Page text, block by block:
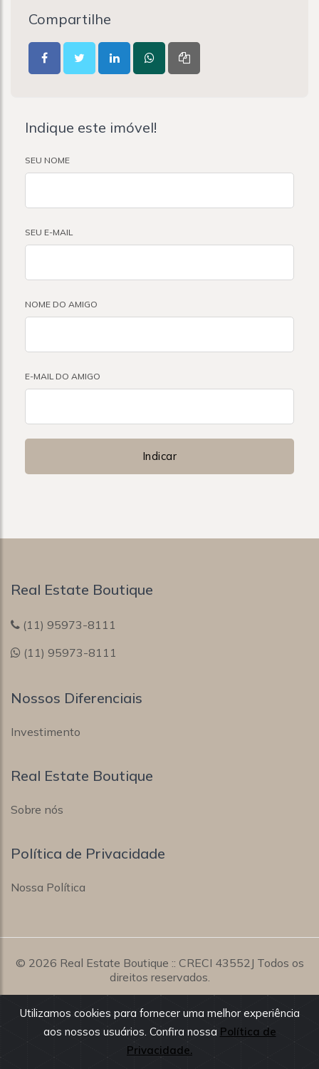
Compartilhe
Indique este imóvel!
SEU NOME
SEU E-MAIL
NOME DO AMIGO
E-MAIL DO AMIGO
Indicar
Utilizamos cookies para fornecer uma melhor experiência
aos nossos usuários. Confira nossa Política de
Privacidade.
Real Estate Boutique
(11) 95973-8111
(11) 95973-8111
Nossos Diferenciais
Investimento
Real Estate Boutique
Sobre nós
Política de Privacidade
Nossa Política
© 2026 Real Estate Boutique :: CRECI 43552J Todos os
direitos reservados.
fornecidos pelos proprietários dos imóveis, podendo sofrer
alterações sem aviso prévio. Antes da proposta, consulte nossos
corretores.